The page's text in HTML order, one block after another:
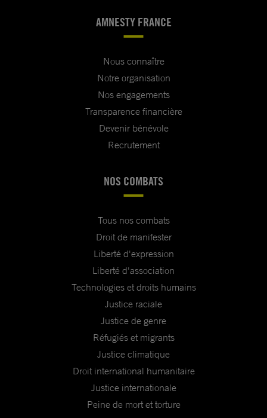
AMNESTY FRANCE
Nous connaître
Notre organisation
Nos engagements
Transparence financière
Devenir bénévole
Recrutement
NOS COMBATS
Tous nos combats
Droit de manifester
Liberté d'expression
Liberté d'association
Technologies et droits humains
Justice raciale
Justice de genre
Réfugiés et migrants
Justice climatique
Droit international humanitaire
Justice internationale
Peine de mort et torture